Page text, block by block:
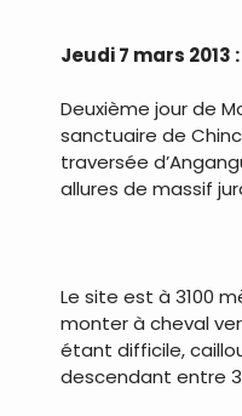
Jeudi 7 mars 2013
Deuxième jour de
sanctuaire de
traversée
allures de massif
Le site est à 3100
monter à cheval
étant difficile,
descendant entre